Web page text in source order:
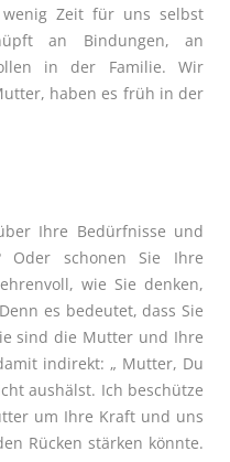
Zeit für uns selbst
an Bindungen, an
in der
Familie. Wir
haben es früh in der
Ihre Bedürfnisse und
Oder schonen Sie Ihre
wie Sie denken,
es bedeutet, dass Sie
sind die Mutter und Ihre
indirekt: „ Mutter, Du
aushälst. Ich beschütze
um Ihre Kraft und uns
Rücken stärken könnte.